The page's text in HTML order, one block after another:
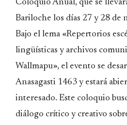
Coloquio Anual, que se
Bariloche los días 27 y 28 de
Bajo el lema «Repertorios
lingüísticas y archivos
Wallmapu», el evento se
Anasagasti 1463 y estará
interesado. Este coloquio
diálogo crítico y creativo